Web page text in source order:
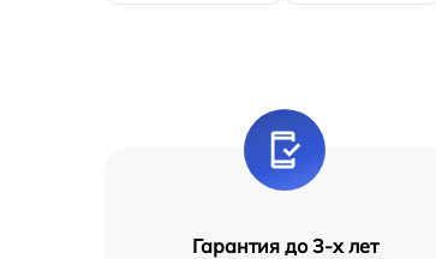
Гарантия до 3-х лет